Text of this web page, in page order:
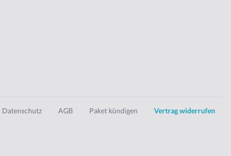
Datenschutz AGB Paket kündigen Vertrag widerrufen